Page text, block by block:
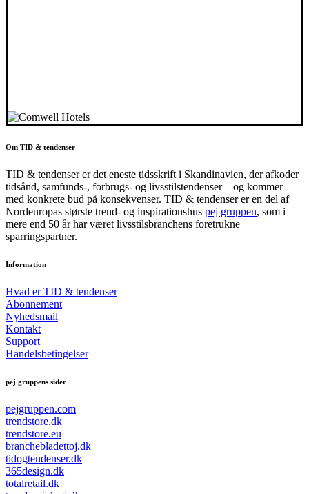
Om TID & tendenser
TID & tendenser er det eneste tidsskrift i Skandinavien, der afkoder
tidsånd, samfunds-, forbrugs- og livsstilstendenser – og kommer
med konkrete bud på konsekvenser. TID & tendenser er en del af
Nordeuropas største trend- og inspirationshus pej gruppen, som i
mere end 50 år har været livsstilsbranchens foretrukne
sparringspartner.
Information
Hvad er TID & tendenser
Abonnement
Nyhedsmail
Kontakt
Support
Handelsbetingelser
pej gruppens sider
pejgruppen.com
trendstore.dk
trendstore.eu
branchebladettoj.dk
tidogtendenser.dk
365design.dk
totalretail.dk